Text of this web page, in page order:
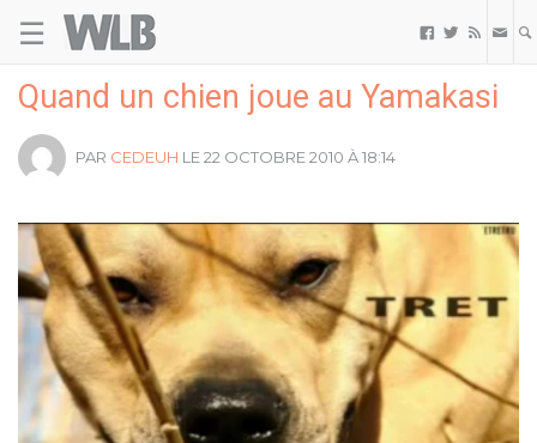
☰   
Quand un chien joue au Yamakasi
PAR CEDEUH LE 22 OCTOBRE 2010 À 18:14